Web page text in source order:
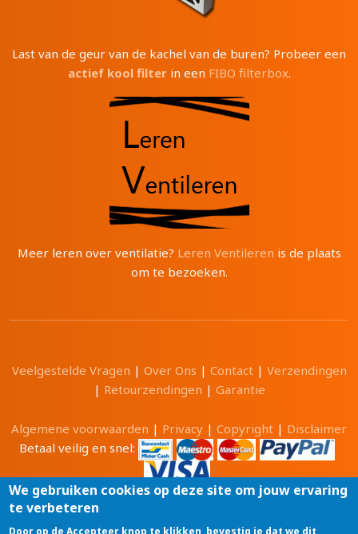
Last van de geur van de kachel van de buren? Probeer een
actief kool filterin een FIBO filterbox.
Meer leren over ventilatie? Leren Ventileren is de plaats
om te bezoeken.
Veelgestelde Vragen | Over Ons | Contact| Verzendingen
| Retourzendingen | Garantie
Algemene voorwaarden | Privacy | Copyright | Disclaimer
Betaal veilig en snel:
Alle prijzen zijn in Euro en inclusief 21% BTW.
We gebruiken cookies op deze site om jouw ervaring
te verbeteren
Door op de Accepteer knop te klikken, bevestig je dat we dit